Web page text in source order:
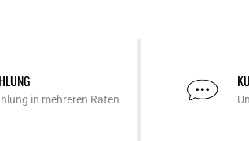
in mehreren Raten